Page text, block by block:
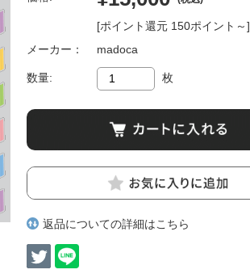
[ポイント還元 150ポイント～]
メーカー：
madoca
数量: 枚
返品についての詳細はこちら